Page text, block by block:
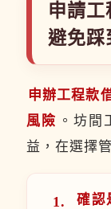
申請工
避免踩
申辦工程款
風險 。坊間
益，在選擇
確認